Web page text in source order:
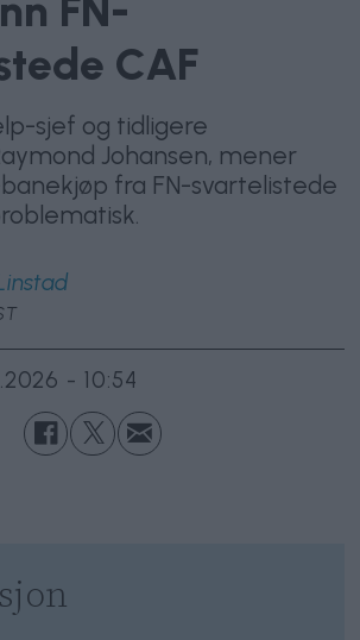
CAF
sjef og tidligere
Johansen, mener
fra FN-svartelistede
- 10:54